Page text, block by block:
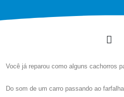
Você já reparou como alguns cachorros
Do som de um carro passando ao